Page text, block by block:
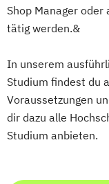
Shop Manager
tätig werden.&
In unserem
Studium findest du
Voraussetzungen
dir dazu alle
Studium anbieten.